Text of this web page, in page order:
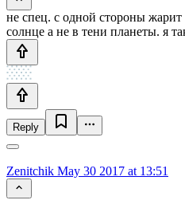
не спец. с одной стороны жарит
солнце а не в тени планеты. я
Reply
Zenitchik May 30 2017 at 13:51